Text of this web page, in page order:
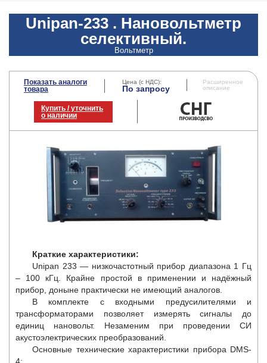
Unipan-233 . Нановольтметр
селективный.
Вольтметр
Показать аналоги
товара
Цена (с НДС):
По запросу
Расширенное
описание
Купить / уточнить
о наличии
Краткие характеристики:
Unipan 233 — низкочастотный прибор диапазона 1 Гц
– 100 кГц. Крайне простой в применении и надёжный
прибор, доныне практически не имеющий аналогов.
В комплекте с входными предусилителями и
трансформаторами позволяет измерять сигналы до
единиц нановольт. Незаменим при проведении СИ
акустоэлектрических преобразований.
Основные технические характеристики прибора DMS-
4: